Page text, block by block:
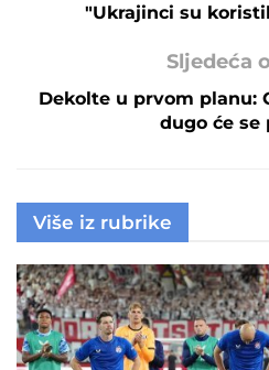
"Ukrajinci su
Sljedeća
Dekolte u prvom planu:
dugo će
Više iz rubrike